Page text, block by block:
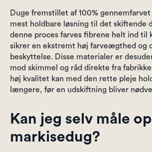
Duge fremstillet af 100%
mest holdbare løsning til det skiftende
denne proces farves fibrene helt ind til
sikrer en ekstremt høj farveægthed og
beskyttelse. Disse materialer er
mod skimmel og råd direkte fra
høj kvalitet kan med den rette pleje
længere, før en udskiftning bliver
Kan jeg selv måle
markisedug?